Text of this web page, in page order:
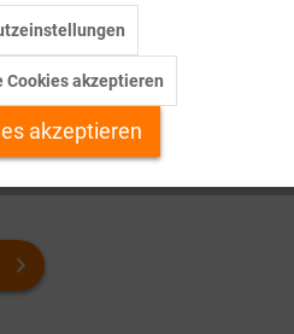
Sie?
Inaktiv
Cookies akzeptieren
akzeptieren